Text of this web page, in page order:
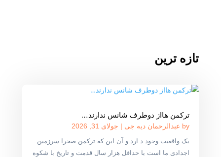
تازه ترین
ترکمن هااز دوطرف شانس ندارند…
by عبدالرحمان دیه جی | جولای 31, 2026
یک واقعیت وجود د ارد و آن این که ترکمن صحرا سرزمین
اجدادی ما است با حداقل هزار سال قدمت و تاریخ با شکوه